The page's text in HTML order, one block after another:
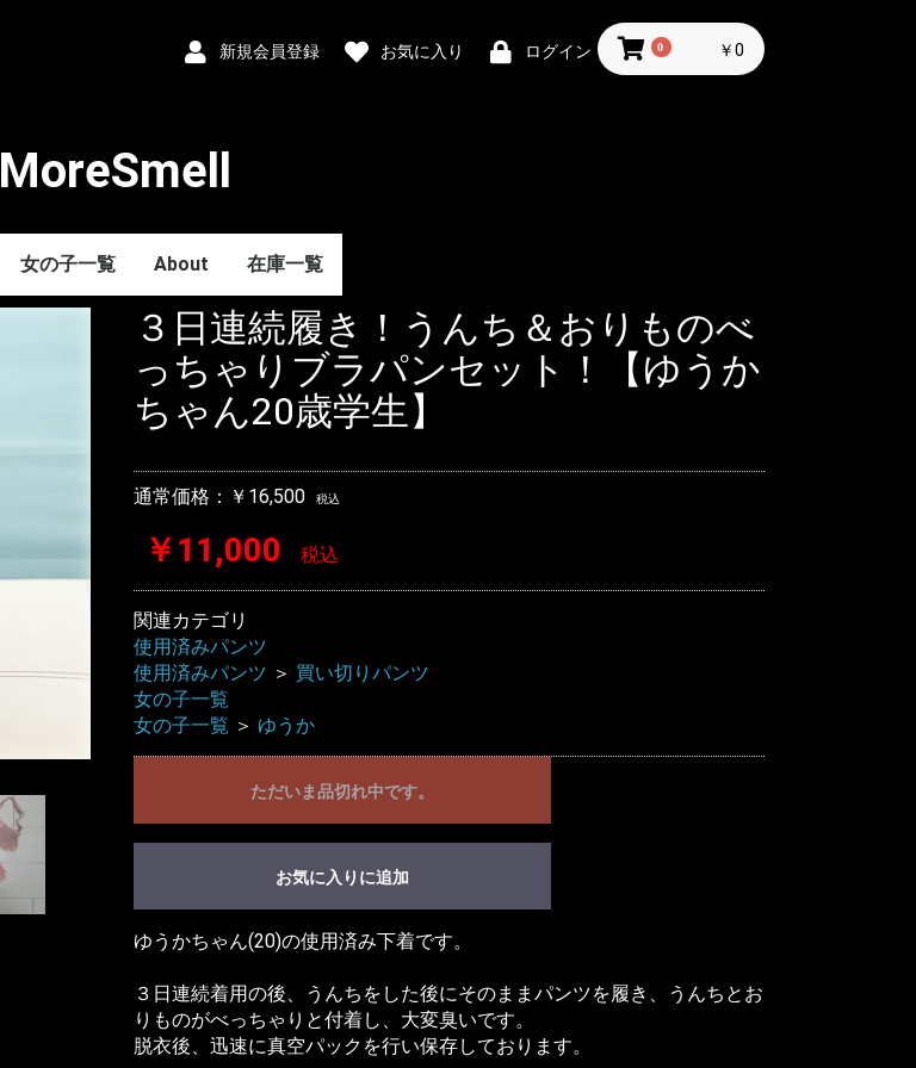
新規会員登録 お気に入り ログイン 0 ￥0
MoreSmell
女の子一覧 About 在庫一覧
３日連続履き！うんち＆おりものべ
っちゃりブラパンセット！【ゆうか
ちゃん20歳学生】
通常価格：￥16,500 税込
￥11,000 税込
関連カテゴリ
使用済みパンツ
使用済みパンツ ＞ 買い切りパンツ
女の子一覧
女の子一覧 ＞ ゆうか
ただいま品切れ中です。
お気に入りに追加
ゆうかちゃん(20)の使用済み下着です。
３日連続着用の後、うんちをした後にそのままパンツを履き、うんちとお
りものがべっちゃりと付着し、大変臭いです。
脱衣後、迅速に真空パックを行い保存しております。